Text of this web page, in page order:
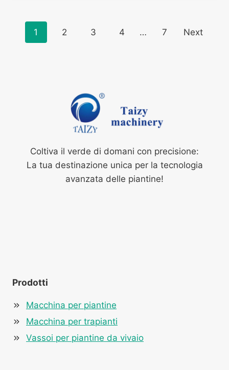
Posts
1 2 3 4 … 7 Next
Coltiva il verde di domani con precisione:
La tua destinazione unica per la tecnologia
avanzata delle piantine!
Prodotti
Macchina per piantine
Macchina per trapianti
Vassoi per piantine da vivaio